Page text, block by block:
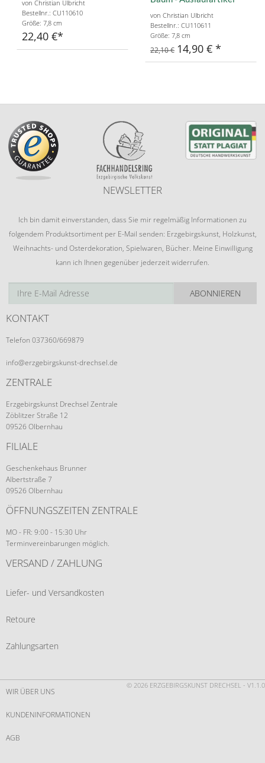
von Christian Ulbricht
Bestellnr.: CU110610
Größe: 7,8 cm
22,40 €
von Christian Ulbricht
Bestellnr.: CU110611
Größe: 7,8 cm
22,10 € 14,90 €
NEWSLETTER
Ich bin damit einverstanden, dass Sie mir regelmäßig Informationen zu
folgendem Produktsortiment per E-Mail senden: Erzgebirgskunst, Holzkunst,
Weihnachts- und Osterdekoration, Spielwaren, Bücher. Meine Einwilligung
kann ich Ihnen gegenüber jederzeit widerrufen.
ABONNIEREN
KONTAKT
Telefon 037360/669879
info@erzgebirgskunst-drechsel.de
ZENTRALE
Erzgebirgskunst Drechsel Zentrale
Zöblitzer Straße 12
09526 Olbernhau
FILIALE
Geschenkehaus Brunner
Albertstraße 7
09526 Olbernhau
ÖFFNUNGSZEITEN ZENTRALE
MO - FR: 9:00 - 15:30 Uhr
Terminvereinbarungen möglich.
VERSAND / ZAHLUNG
Liefer- und Versandkosten
Retoure
Zahlungsarten
© 2026 ERZGEBIRGSKUNST DRECHSEL - V1.1.0
WIR ÜBER UNS
KUNDENINFORMATIONEN
AGB